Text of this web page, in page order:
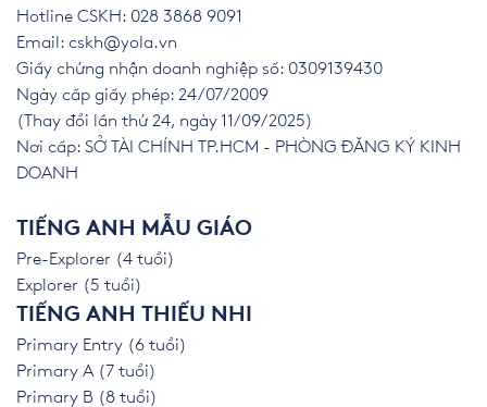
Hotline CSKH: 028 3868 9091
Email: cskh@yola.vn
Giấy chứng nhận doanh nghiệp số: 0309139430
Ngày cấp giấy phép: 24/07/2009
(Thay đổi lần thứ 24, ngày 11/09/2025)
Nơi cấp: SỞ TÀI CHÍNH TP.HCM - PHÒNG ĐĂNG KÝ KINH
DOANH
TIẾNG ANH MẪU GIÁO
Pre-Explorer (4 tuổi)
Explorer (5 tuổi)
TIẾNG ANH THIẾU NHI
Primary Entry (6 tuổi)
Primary A (7 tuổi)
Primary B (8 tuổi)